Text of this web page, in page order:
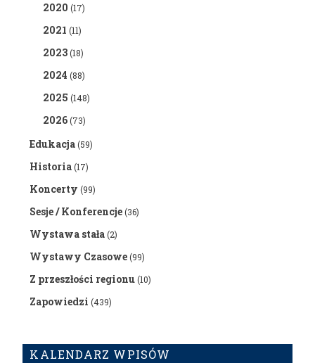
2020 (17)
2021 (11)
2023(18)
2024 (88)
2025 (148)
2026(73)
Edukacja(59)
Historia(17)
Koncerty (99)
Sesje / Konferencje(36)
Wystawa stała(2)
Wystawy Czasowe(99)
Z przeszłości regionu(10)
Zapowiedzi (439)
KALENDARZ WPISÓW